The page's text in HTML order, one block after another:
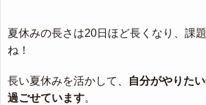
夏休みの長さは20日ほど長くなり、課
ね！
長い夏休みを活かして、
自分がやりた
過ごせています。